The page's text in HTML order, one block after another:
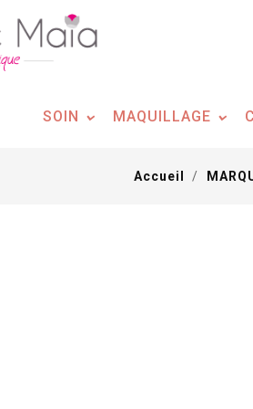
SOIN MAQUILLAGE
Accueil